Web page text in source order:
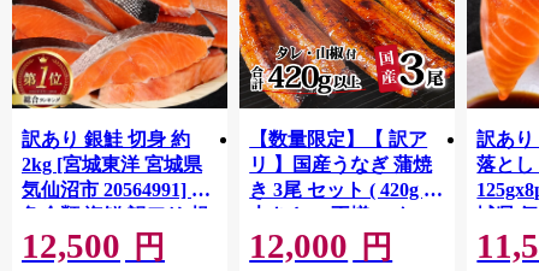
訳あり 銀鮭 切身 約
2kg [宮城東洋 宮城県
気仙沼市 20564991] 鮭
魚介類 海鮮 訳アリ 規
格外 不揃い さけ サケ
鮭切身 シャケ 切り身
12,500 円
【数量限定】【 訳ア
リ 】国産うなぎ 蒲焼
き 3尾 セット ( 420g )
大きさ の不揃い タ
レ・山椒付き ウナギ
鰻 ふぞろい 不揃い う
12,000 円
訳あり
落とし
城県
お刺し